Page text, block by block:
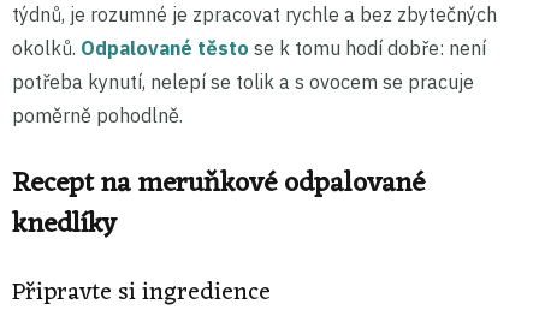
týdnů, je rozumné je zpracovat rychle a bez zbytečných
okolků. Odpalované těsto se k tomu hodí dobře: není
potřeba kynutí, nelepí se tolik a s ovocem se pracuje
poměrně pohodlně.
Recept na meruňkové odpalované
knedlíky
Připravte si ingredience